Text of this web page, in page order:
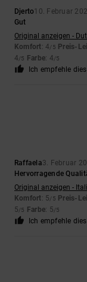
Djerto10. Februar
Gut
Original anzeigen -
Komfort: 4/5 Preis-
4/5 Farbe: 4/5
Ich empfehle
Raffaela3. Februar
Hervorragende
Original anzeigen -
Komfort: 5/5 Preis-
5/5 Farbe: 5/5
Ich empfehle